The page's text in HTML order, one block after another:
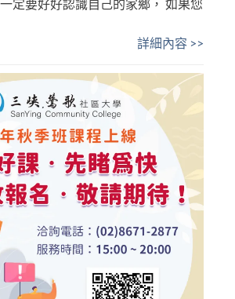
定要好好認識自己的家鄉， 如果您
詳細內容 >>